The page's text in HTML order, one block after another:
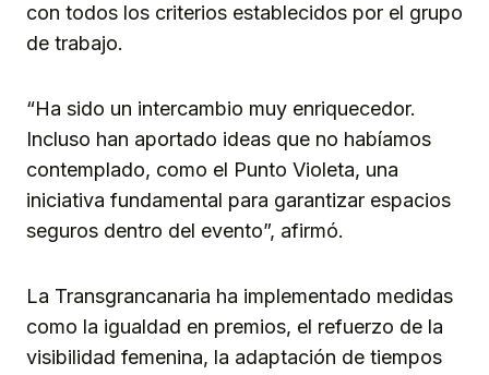
con todos los criterios establecidos por el grupo
de trabajo.
“Ha sido un intercambio muy enriquecedor.
Incluso han aportado ideas que no habíamos
contemplado, como el Punto Violeta, una
iniciativa fundamental para garantizar espacios
seguros dentro del evento”, afirmó.
La Transgrancanaria ha implementado medidas
como la igualdad en premios, el refuerzo de la
visibilidad femenina, la adaptación de tiempos